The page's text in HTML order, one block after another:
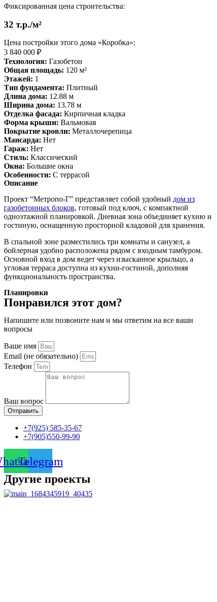
Фиксированная цена строительства:
32 т.р./м²
Цена постройки этого дома «Коробка»:
3 840 000 ₽
Технология: Газобетон
Общая площадь: 120 м²
Этажей: 1
Тип фундамента: Плитный
Длина дома: 12.88 м
Ширина дома: 13.78 м
Отделка фасада: Кирпичная кладка
Форма крыши: Вальмовая
Покрытие кровли: Металлочерепица
Мансарда: Нет
Гараж: Нет
Стиль: Классический
Окна: Большие окна
Особенности: С террасой
Описание
Проект “Метропо-Г” представляет собой удобный дом из
газобетонных блоков, готовый под ключ, с компактной
одноэтажной планировкой. Дневная зона объединяет кухню и
гостиную, оснащенную просторной кладовой для хранения.
В спальной зоне разместились три комнаты и санузел, а
бойлерная удобно расположена рядом с входным тамбуром.
Основной вход в дом ведет через изысканное крыльцо, а
угловая терраса доступна из кухни-гостиной, дополняя
функциональность пространства.
Планировки
Понравился этот дом?
Напишите или позвоните нам и мы ответим на все ваши
вопросы
Ваше имя
Email (не обязательно)
Телефон
Ваш вопрос
Отправить
+7(925) 585-35-67
+7(905)550-99-90
Telegram
Другие проекты